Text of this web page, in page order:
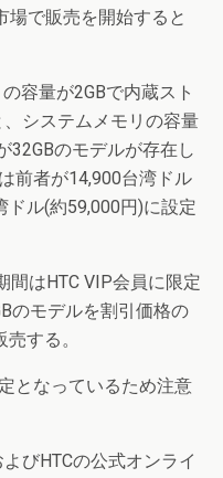
場で販売を開始すると
容量が2GBで内蔵スト
システムメモリの容量
32GBのモデルが存在し
前者が14,900台湾ドル
ドル(約59,000円)に設定
はHTC VIP会員に限定
のモデルを割引価格の
する。
となっているため注意
びHTCの公式オンライ